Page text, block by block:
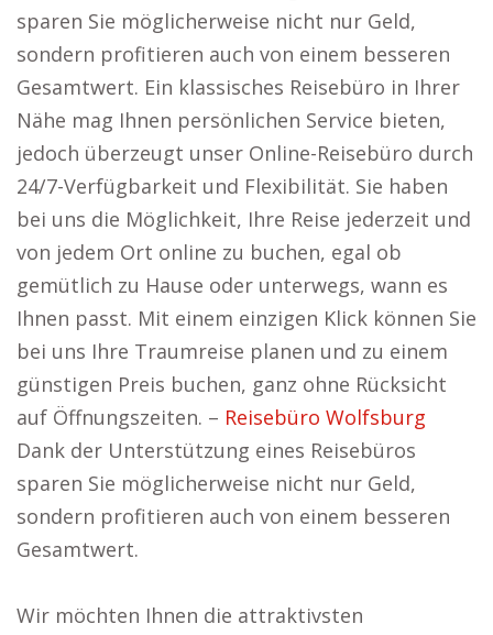
sparen Sie möglicherweise nicht nur Geld,
sondern profitieren auch von einem besseren
Gesamtwert. Ein klassisches Reisebüro in Ihrer
Nähe mag Ihnen persönlichen Service bieten,
jedoch überzeugt unser Online-Reisebüro durch
24/7-Verfügbarkeit und Flexibilität. Sie haben
bei uns die Möglichkeit, Ihre Reise jederzeit und
von jedem Ort online zu buchen, egal ob
gemütlich zu Hause oder unterwegs, wann es
Ihnen passt. Mit einem einzigen Klick können Sie
bei uns Ihre Traumreise planen und zu einem
günstigen Preis buchen, ganz ohne Rücksicht
auf Öffnungszeiten. – Reisebüro Wolfsburg
Dank der Unterstützung eines Reisebüros
sparen Sie möglicherweise nicht nur Geld,
sondern profitieren auch von einem besseren
Gesamtwert.
Wir möchten Ihnen die attraktivsten